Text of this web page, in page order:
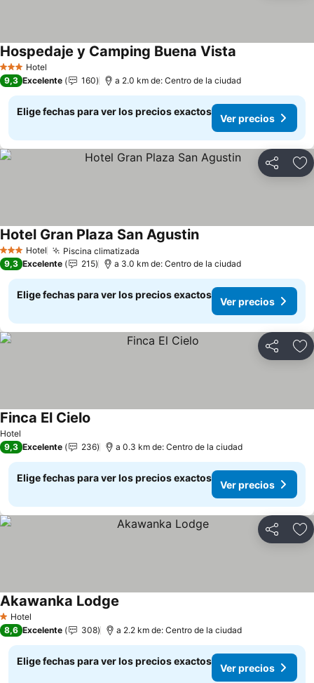
3 Estrellas
Hotel
Hospedaje y Camping Buena Vista
9,3 Excelente 160 a 2.0 km de: Centro de la ciudad
Elige fechas para ver los precios exactos
Ver precios
Compartir
3 Estrellas
Hotel Piscina climatizada
Hotel Gran Plaza San AgustinVer precios
9,3 Excelente 215 a 3.0 km de: Centro de la ciudad
Elige fechas para ver los precios exactos
Ver precios
Compartir
Hotel
Finca El Cielo
9,3 Excelente 236 a 0.3 km de: Centro de la ciudad
Elige fechas para ver los precios exactos
Ver precios
Compartir
1 Estrellas
Hotel
Akawanka Lodge
8,6 Excelente 308 a 2.2 km de: Centro de la ciudad
Elige fechas para ver los precios exactos
Ver precios